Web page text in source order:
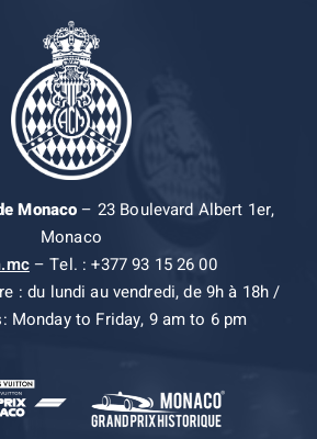
Monaco– 23 Boulevard Albert 1er,
Monaco
– Tel. : +377 93 15 26 00
: du lundi au vendredi, de 9h à 18h /
Monday to Friday, 9 am to 6 pm